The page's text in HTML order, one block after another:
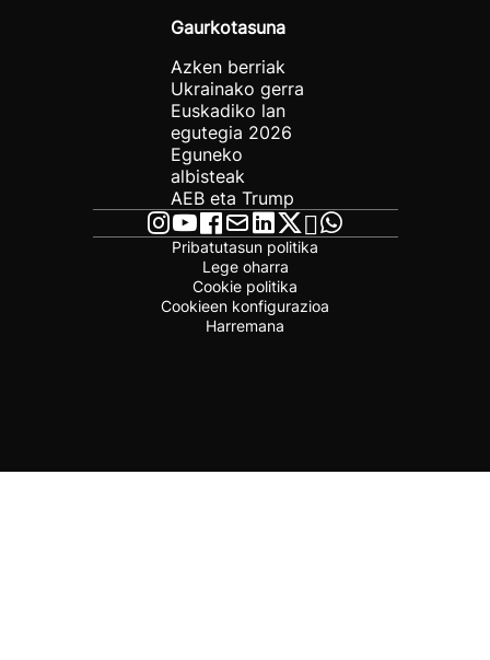
Gaurkotasuna
Azken berriak
Ukrainako gerra
Euskadiko lan
egutegia 2026
Eguneko
albisteak
AEB eta Trump
Pribatutasun politika
Lege oharra
Cookie politika
Cookieen konfigurazioa
Harremana